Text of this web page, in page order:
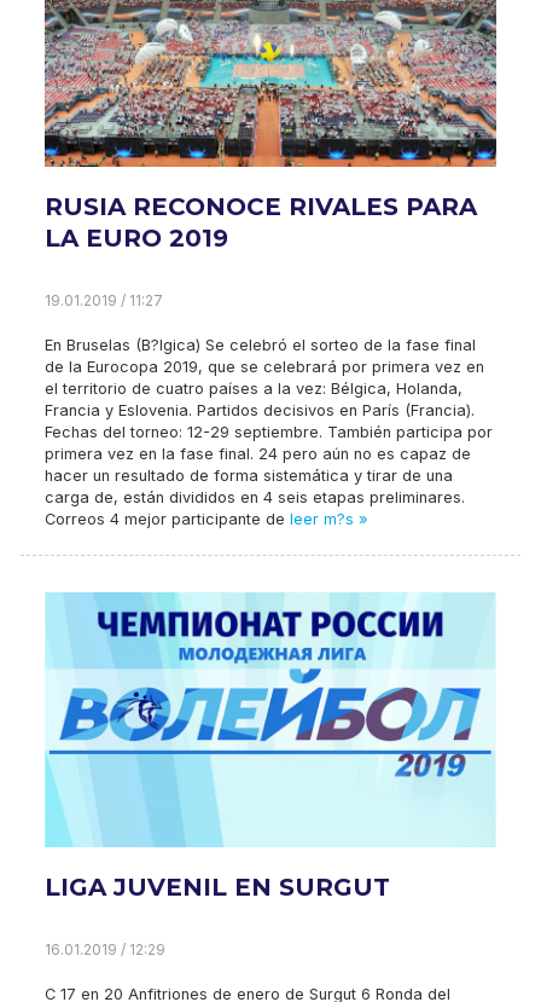
RUSIA RECONOCE RIVALES PARA
LA EURO 2019
19.01.2019 / 11:27
En Bruselas (B?lgica) Se celebró el sorteo de la fase final
de la Eurocopa 2019, que se celebrará por primera vez en
el territorio de cuatro países a la vez: Bélgica, Holanda,
Francia y Eslovenia. Partidos decisivos en París (Francia).
Fechas del torneo: 12-29 septiembre. También participa por
primera vez en la fase final. 24 pero aún no es capaz de
hacer un resultado de forma sistemática y tirar de una
carga de, están divididos en 4 seis etapas preliminares.
Correos 4 mejor participante de leer m?s »
LIGA JUVENIL EN SURGUT
16.01.2019 / 12:29
C 17 en 20 Anfitriones de enero de Surgut 6 Ronda del